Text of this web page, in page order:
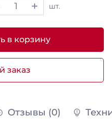
шт.
заказ
в корзину
Отзывы (0)